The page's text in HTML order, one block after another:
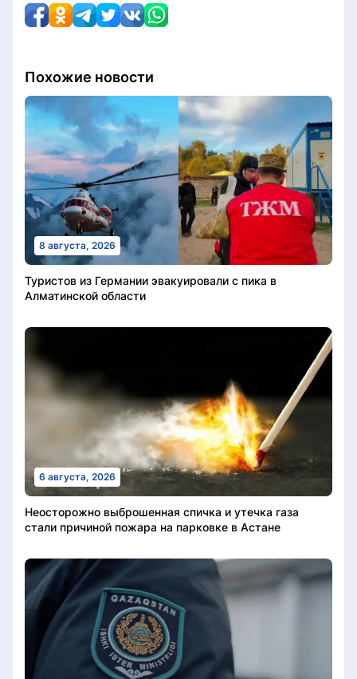
Похожие новости
8 августа, 2026
Туристов из Германии эвакуировали с пика в
Алматинской области
6 августа, 2026
Неосторожно выброшенная спичка и утечка газа
стали причиной пожара на парковке в Астане